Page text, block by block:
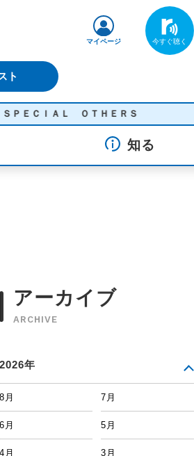
ト
マイページ
Ｌ ＯＴＨＥＲＳ
知る
アーカイブ
ARCHIVE
2026年
8月 7月
6月 5月
4月 3月